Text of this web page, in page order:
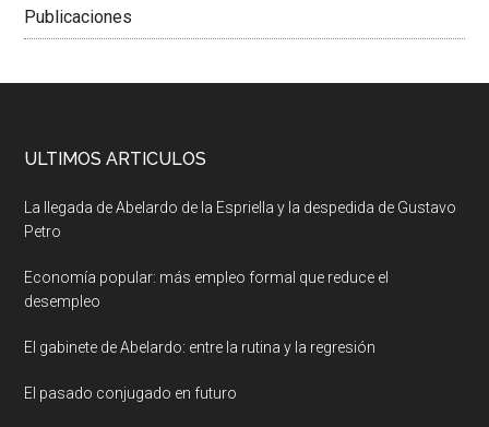
Publicaciones
ULTIMOS ARTICULOS
La llegada de Abelardo de la Espriella y la despedida de Gustavo
Petro
Economía popular: más empleo formal que reduce el
desempleo
El gabinete de Abelardo: entre la rutina y la regresión
El pasado conjugado en futuro